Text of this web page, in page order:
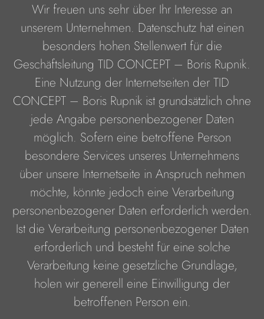
Wir freuen uns sehr über Ihr Interesse an
unserem Unternehmen. Datenschutz hat einen
besonders hohen Stellenwert für die
Geschäftsleitung TID CONCEPT – Boris Rupnik.
Eine Nutzung der Internetseiten der TID
CONCEPT – Boris Rupnik ist grundsätzlich ohne
jede Angabe personenbezogener Daten
möglich. Sofern eine betroffene Person
besondere Services unseres Unternehmens
über unsere Internetseite in Anspruch nehmen
möchte, könnte jedoch eine Verarbeitung
personenbezogener Daten erforderlich werden.
Ist die Verarbeitung personenbezogener Daten
erforderlich und besteht für eine solche
Verarbeitung keine gesetzliche Grundlage,
holen wir generell eine Einwilligung der
betroffenen Person ein.